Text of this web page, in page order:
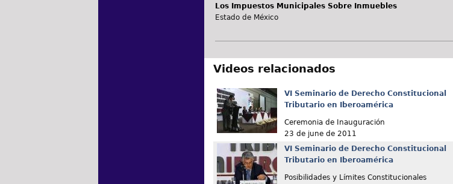
Los Impuestos Municipales Sobre Inmuebles
Estado de México
Videos relacionados
VI Seminario de Derecho Constitucional
Tributario en Iberoamérica
Ceremonia de Inauguración
23 de june de 2011
VI Seminario de Derecho Constitucional
Tributario en Iberoamérica
Posibilidades y Límites Constitucionales